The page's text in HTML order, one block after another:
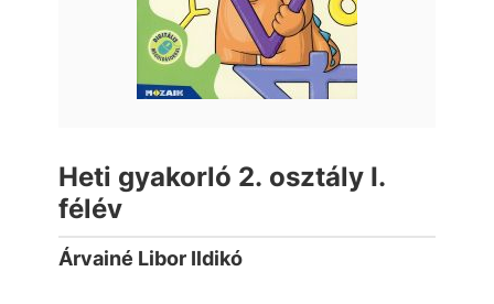
Heti gyakorló 2. osztály I.
félév
Árvainé Libor Ildikó